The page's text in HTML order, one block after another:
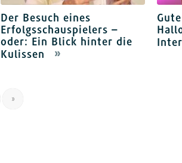
Der Besuch eines
Erfolgsschauspielers –
oder: Ein Blick hinter die
Kulissen
»